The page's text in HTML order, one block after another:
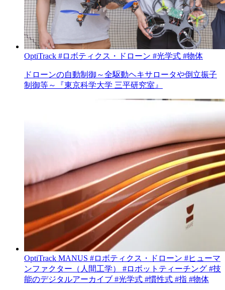
OptiTrack #ロボティクス・ドローン #光学式 #物体
ドローンの自動制御～全駆動ヘキサロータや倒立振子
制御等～『東京科学大学 三平研究室』
OptiTrack MANUS #ロボティクス・ドローン #ヒューマ
ンファクター（人間工学）
#ロボットティーチング #技
能のデジタルアーカイブ #光学式 #慣性式 #指 #物体